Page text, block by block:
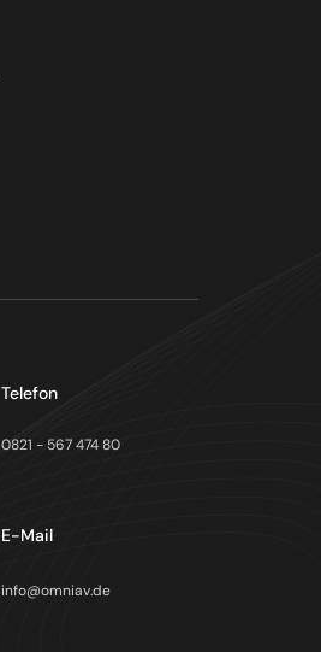
Telefon
0821 - 567 474 80
E-Mail
info@omniav.de